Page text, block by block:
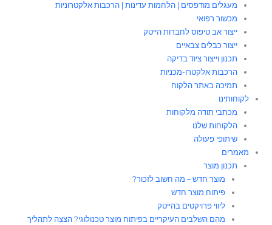
מעגלים מודפסים | הלחמות עדינות | הרכבות אלקטרוניות
מכשור רפואי
ייצור אב טיפוס לחברות הייטק
ייצור כבלים צבאיים
תכנון וייצור ציוד בדיקה
הרכבות אלקטרו-מכניות
תמיכה באתר הלקוח
לקוחותינו
מכתבי תודה מלקוחות
הלקוחות שלנו
שיתופי פעולה
מאמרים
תכנון מוצר
מוצר חדש – מה חשוב לזכור?
פיתוח מוצר חדש
ליווי פרויקטים בהייטק
מהם השלבים העיקריים בפיתוח מוצר טכנולוגי? הצצה לתהליך